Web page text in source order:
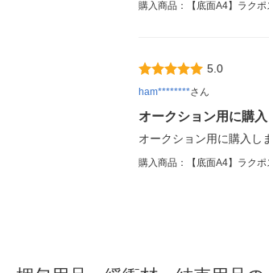
購入商品：【底面A4】ラク
5.0
ham********さん
オークション用に購
オークション用に購入し
購入商品：【底面A4】ラク